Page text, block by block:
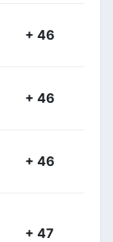
+ 46
+ 46
+ 46
+ 47